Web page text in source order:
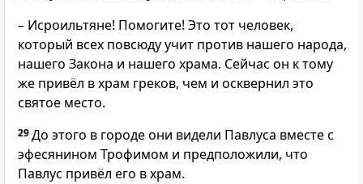
– Исроильтяне! Помогите! Это тот человек,
который всех повсюду учит против нашего народа,
нашего Закона и нашего храма. Сейчас он к тому
же привёл в храм греков, чем и осквернил это
святое место.
29До этого в городе они видели Павлуса вместе с
эфесянином Трофимом и предположили, что
Павлус привёл его в храм.